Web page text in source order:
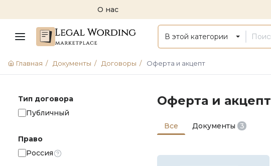
О нас
В этой категории
Главная / Документы / Договоры / Оферта и акцепт
Тип договора
Публичный
Право
Россия
Оферта и акцепт
Все Документы 3